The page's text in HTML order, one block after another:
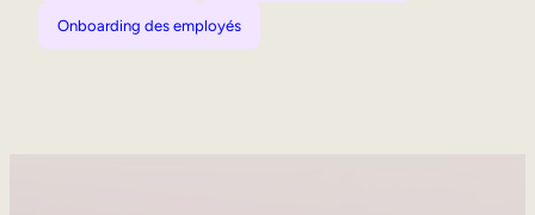
Onboarding des employés